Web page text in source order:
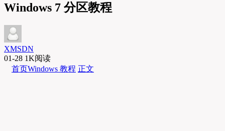
Windows 7 分区教程
XMSDN
01-28 1K阅读
首页Windows 教程 正文